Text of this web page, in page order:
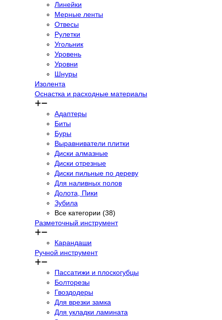
Линейки
Мерные ленты
Отвесы
Рулетки
Угольник
Уровень
Уровни
Шнуры
Изолента
Оснастка и расходные материалы
Адаптеры
Биты
Буры
Выравниватели плитки
Диски алмазные
Диски отрезные
Диски пильные по дереву
Для наливных полов
Долота, Пики
Зубила
Все категории (38)
Разметочный инструмент
Карандаши
Ручной инструмент
Пассатижи и плоскогубцы
Болторезы
Гвоздодеры
Для врезки замка
Для укладки ламината